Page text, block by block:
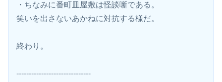
・ちなみに番町皿屋敷は怪談噺である。
笑いを出さないあかねに対抗する様だ。
終わり。
------------------------------